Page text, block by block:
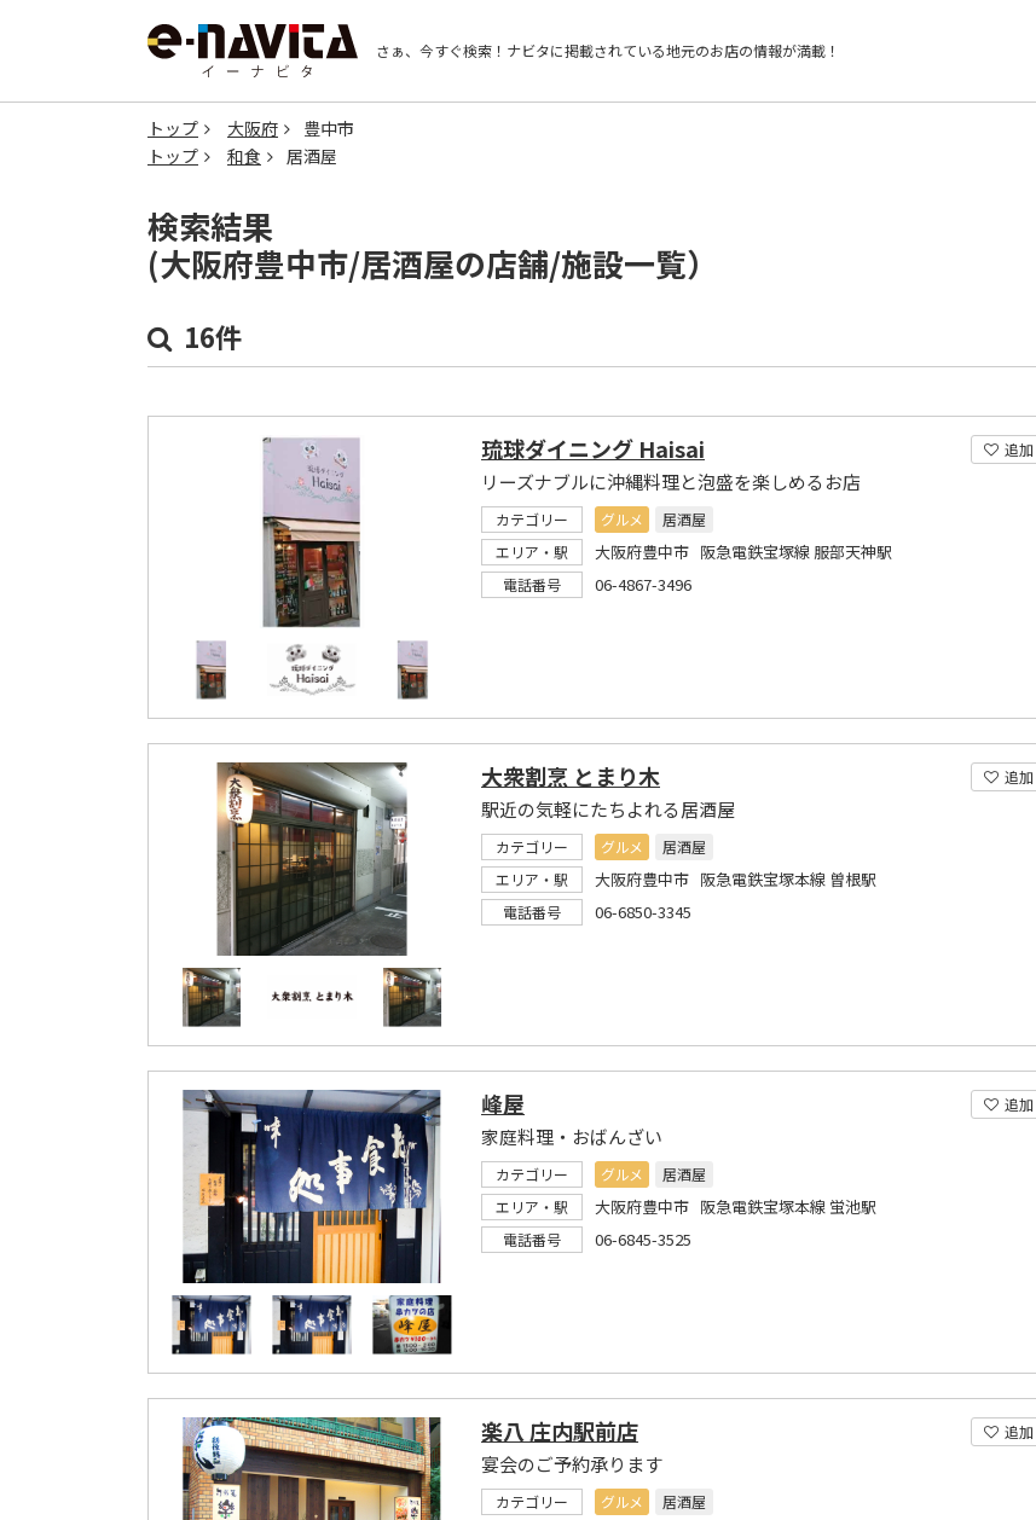
さぁ、今すぐ検索！ ナビタに掲載されている地元のお店の情報が満載！
トップ 大阪府
豊中市
トップ
和食 居酒屋
検索結果
(大阪府豊中市/居酒屋の店舗/施設一覧）
16件
追加
琉球ダイニング Haisai
リーズナブルに沖縄料理と泡盛を楽しめるお店
カテゴリー グルメ
居酒屋
エリア・駅
大阪府豊中市 阪急電鉄宝塚線 服部天神駅
電話番号 06-4867-3496
追加
大衆割烹 とまり木
駅近の気軽にたちよれる居酒屋
カテゴリー グルメ
居酒屋
エリア・駅
大阪府豊中市 阪急電鉄宝塚本線 曽根駅
電話番号 06-6850-3345
追加
峰屋
家庭料理・おばんざい
カテゴリー グルメ
居酒屋
エリア・駅
大阪府豊中市 阪急電鉄宝塚本線 蛍池駅
電話番号 06-6845-3525
追加
楽八 庄内駅前店
宴会のご予約承ります
カテゴリー グルメ
居酒屋